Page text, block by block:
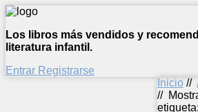
Los libros más vendidos y
literatura infantil.
Entrar Registrarse
Inicio //
//